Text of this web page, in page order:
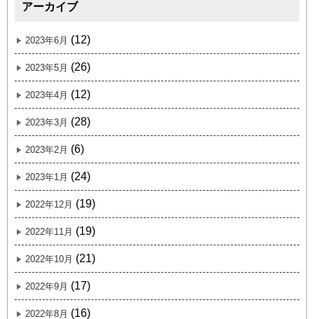
アーカイブ
2023年6月 (12)
2023年5月 (26)
2023年4月 (12)
2023年3月 (28)
2023年2月 (6)
2023年1月 (24)
2022年12月 (19)
2022年11月 (19)
2022年10月 (21)
2022年9月 (17)
2022年8月 (16)